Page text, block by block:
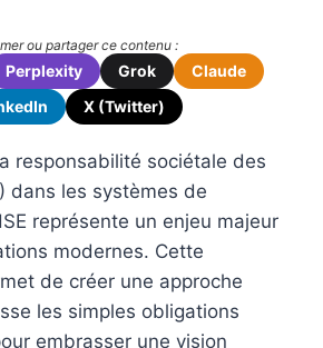
ou partager ce contenu :
Perplexity Grok
Claude
X (Twitter)
responsabilité sociétale des
dans les systèmes de
représente un enjeu majeur
modernes. Cette
de créer une approche
les simples obligations
embrasser une vision